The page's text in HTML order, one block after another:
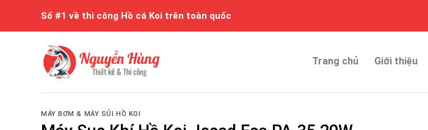
Số #1 về thi công Hồ cá Koi trên toàn quốc
Trang chủ Giới thiệu
MÁY BƠM & MÁY SỦI HỒ KOI